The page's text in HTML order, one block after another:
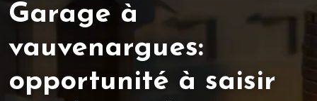
Garage à
vauvenargues:
opportunité à saisir